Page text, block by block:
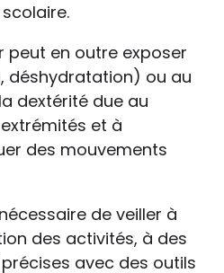
peut en outre exposer
déshydratation) ou au
dextérité due au
et à
des mouvements
de veiller à
des activités, à des
avec des outils